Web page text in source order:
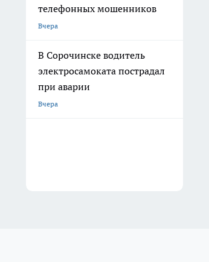
телефонных мошенников
Вчера
В Сорочинске водитель
электросамоката пострадал
при аварии
Вчера